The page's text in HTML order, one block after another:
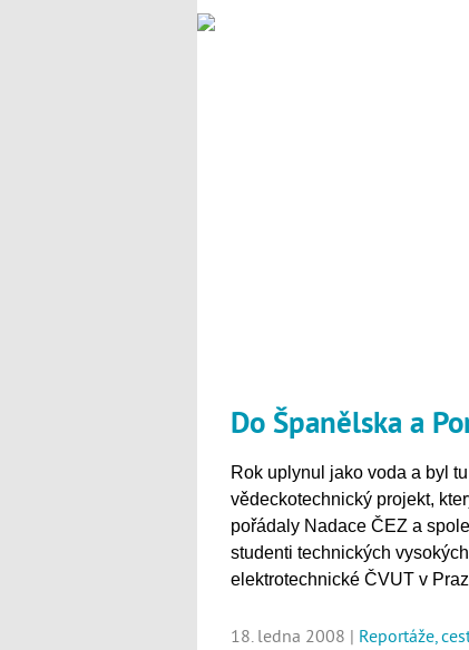
Do Španělska a
Rok uplynul jako voda a byl
vědeckotechnický projekt,
pořádaly Nadace ČEZ a
studenti technických
elektrotechnické ČVUT v
18. ledna 2008 | Reportáže,